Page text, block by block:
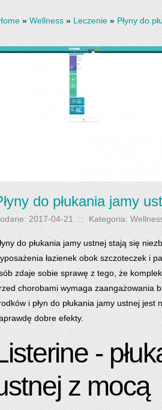
» Wellness » Leczenie » Płyny do
do płukania jamy
2017-04-21 :: Kategoria:
do płukania jamy ustnej stają się
łazienek obok szczoteczek i
zdaje sobie sprawę z tego, że
chorobami wymaga zaangażowania
i płyn do płukania jamy ustnej jest
dobre efekty.
-
z mocą